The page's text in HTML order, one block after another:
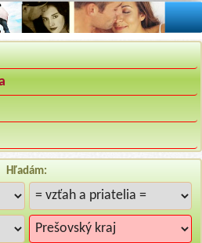
Hľadám: